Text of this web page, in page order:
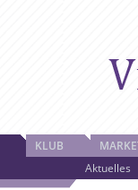
Aktuelles
KLUB